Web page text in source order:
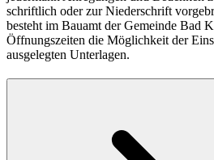
schriftlich oder zur Niederschrift
besteht im Bauamt der Gemeinde Bad
Öffnungszeiten die Möglichkeit der
ausgelegten Unterlagen.